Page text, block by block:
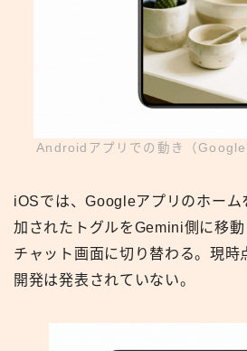
Androidアプリでの動き（Google
iOSでは、Googleアプリのホーム
加されたトグルをGemini側に移
チャット画面に切り替わる。現時
開発は発表されていない。